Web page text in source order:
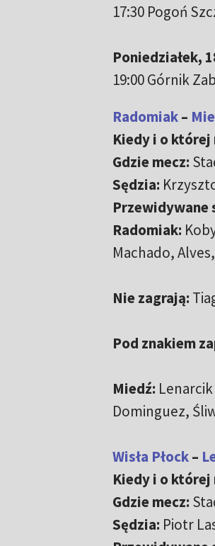
17:30 Pogoń
Poniedziałek,
19:00 Górnik
Radomiak–
Kiedy i o której
Gdzie mecz:
Sędzia:
Przewidywane
Radomiak:
Machado,
Nie zagrają:
Pod znakiem
Miedź:
Dominguez,
Wisła Płock–
Kiedy i o której
Gdzie mecz:
Sędzia: Piotr